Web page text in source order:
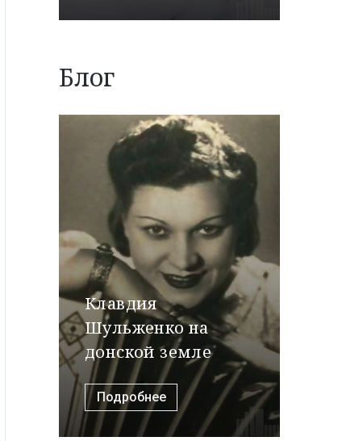
Блог
Клавдия
Шульженко на
донской земле
Подробнее